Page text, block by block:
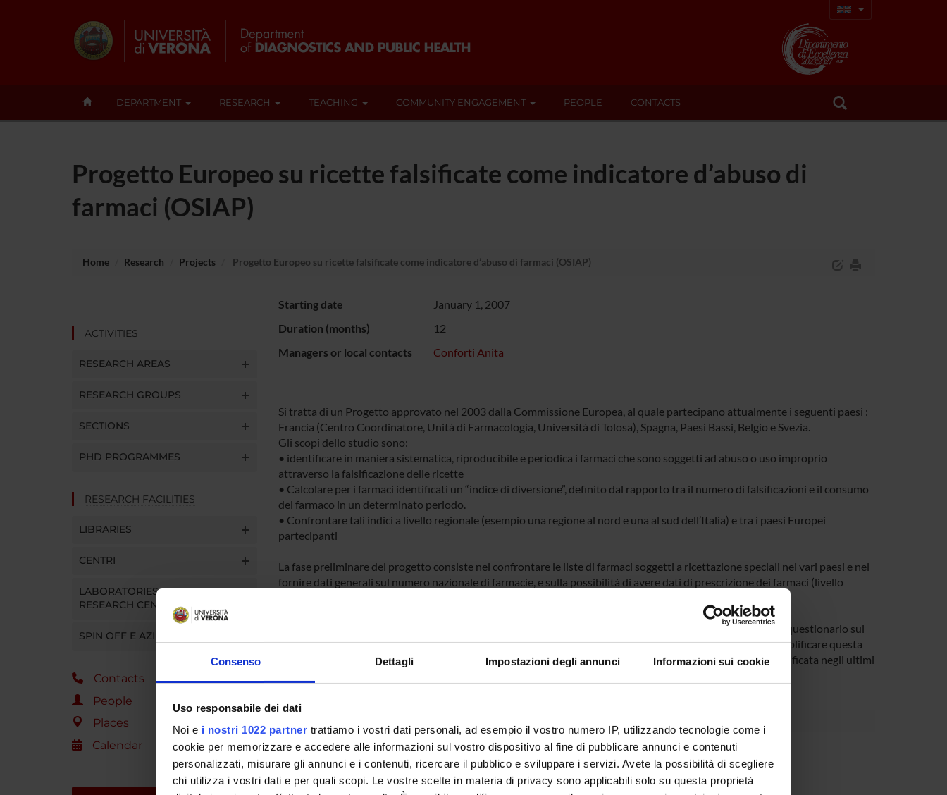
Consenso Dettagli Impostazioni degli annunci Informazioni sui cookie
Uso responsabile dei dati
Noi e i nostri 1022 partner trattiamo i vostri dati personali, ad esempio il vostro numero IP, utilizzando tecnologie come i
cookie per memorizzare e accedere alle informazioni sul vostro dispositivo al fine di pubblicare annunci e contenuti
personalizzati, misurare gli annunci e i contenuti, ricercare il pubblico e sviluppare i servizi. Avete la possibilità di scegliere
chi utilizza i vostri dati e per quali scopi. Le vostre scelte in materia di privacy sono applicabili solo su questa proprietà
DEPARTMENT RESEARCH TEACHING COMMUNITY ENGAGEMENT PEOPLE CONTACTS
Progetto Europeo su ricette falsificate come indicatore d’abuso di
farmaci (OSIAP)
Home Research Projects Progetto Europeo su ricette falsificate come indicatore d’abuso di farmaci (OSIAP)
ACTIVITIES
RESEARCH AREAS
RESEARCH GROUPS
SECTIONS
PHD PROGRAMMES
RESEARCH FACILITIES
LIBRARIES
CENTRI
LABORATORIES AND
RESEARCH CENTRES
SPIN OFF E AZIENDE
Contacts
People
Places
Calendar
Starting date
January 1, 2007
Duration (months)
12
Managers or local contacts
Conforti Anita
Si tratta di un Progetto approvato nel 2003 dalla Commissione Europea, al quale partecipano attualmente i seguenti paesi :
Francia (Centro Coordinatore, Unità di Farmacologia, Università di Tolosa), Spagna, Paesi Bassi, Belgio e Svezia.
Gli scopi dello studio sono:
• identificare in maniera sistematica, riproducibile e periodica i farmaci che sono soggetti ad abuso o uso improprio
attraverso la falsificazione delle ricette
• Calcolare per i farmaci identificati un “indice di diversione”, definito dal rapporto tra il numero di falsificazioni e il consumo
del farmaco in un determinato periodo.
• Confrontare tali indici a livello regionale (esempio una regione al nord e una al sud dell’Italia) e tra i paesi Europei
partecipanti
La fase preliminare del progetto consiste nel confrontare le liste di farmaci soggetti a ricettazione speciali nei vari paesi e nel
fornire dati generali sul numero nazionale di farmacie, e sulla possibilità di avere dati di prescrizione dei farmaci (livello
I paesi partecipanti hanno condotto una prima fase retrospettiva, inviando ad un campione di farmacie un questionario sul
numero e la natura delle ricette falsificate nei tre mesi precedenti. Alleghiamo i risultati del Belgio per esemplificare questa
indagine. In questo Paese il 29.7% delle 155 farmacie intervistate ha riportato almeno una prescrizione falsificata negli ultimi
Commissione Europea Funds:assigned and managed by the department